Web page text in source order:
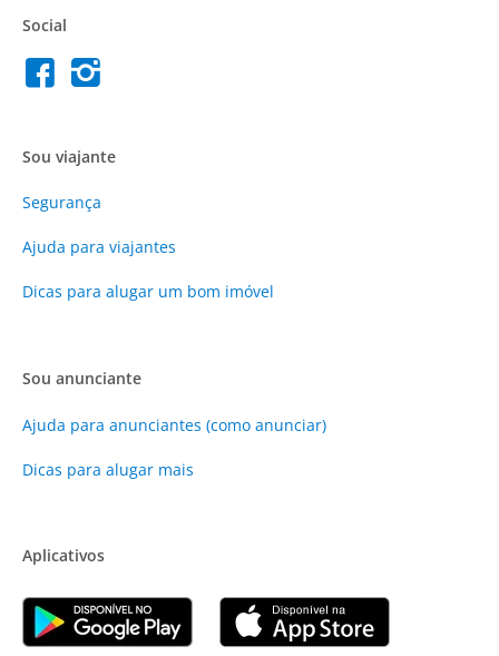
Social
Sou viajante
Segurança
Ajuda para viajantes
Dicas para alugar um bom imóvel
Sou anunciante
Ajuda para anunciantes (como anunciar)
Dicas para alugar mais
Aplicativos